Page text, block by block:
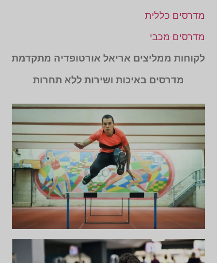
מדרסים כללית
מדרסים מכבי
לקוחות ממליצים אריאל אורטופדיה מתקדמת
מדרסים באיכות ושירות ללא תחרות